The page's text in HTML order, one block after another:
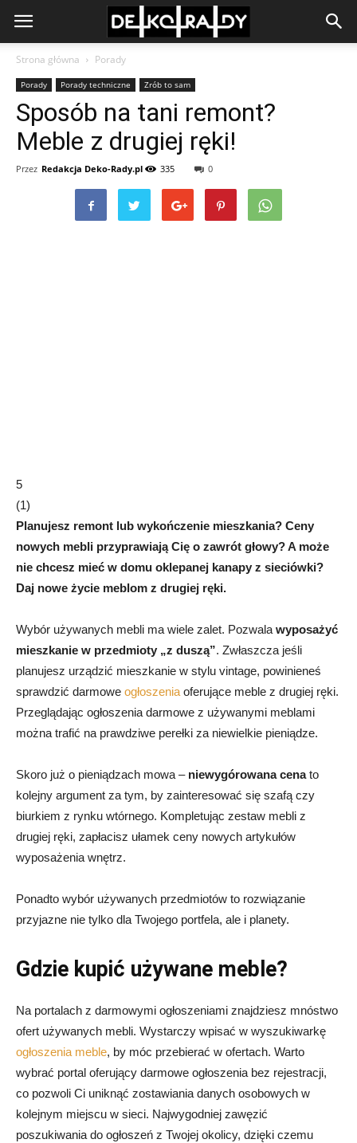
Strona główna Porady
Porady Porady techniczne Zrób to sam
Sposób na tani remont?
Meble z drugiej ręki!
Przez Redakcja Deko-Rady.pl 335 0
5
(1)
Planujesz remont lub wykończenie mieszkania? Ceny
nowych mebli przyprawiają Cię o zawrót głowy? A może
nie chcesz mieć w domu oklepanej kanapy z sieciówki?
Daj nowe życie meblom z drugiej ręki.
Wybór używanych mebli ma wiele zalet. Pozwala wyposażyć
mieszkanie w przedmioty „z duszą”. Zwłaszcza jeśli
planujesz urządzić mieszkanie w stylu vintage, powinieneś
sprawdzić darmowe ogłoszenia oferujące meble z drugiej ręki.
Przeglądając ogłoszenia darmowe z używanymi meblami
można trafić na prawdziwe perełki za niewielkie pieniądze.
Skoro już o pieniądzach mowa – niewygórowana cenato
kolejny argument za tym, by zainteresować się szafą czy
biurkiem z rynku wtórnego. Kompletując zestaw mebli z
drugiej ręki, zapłacisz ułamek ceny nowych artykułów
wyposażenia wnętrz.
Ponadto wybór używanych przedmiotów to rozwiązanie
przyjazne nie tylko dla Twojego portfela, ale i planety.
Gdzie kupić używane meble?
Na portalach z darmowymi ogłoszeniami znajdziesz mnóstwo
ofert używanych mebli. Wystarczy wpisać w wyszukiwarkę
ogłoszenia meble, by móc przebierać w ofertach. Warto
wybrać portal oferujący darmowe ogłoszenia bez rejestracji,
co pozwoli Ci uniknąć zostawiania danych osobowych w
kolejnym miejscu w sieci. Najwygodniej zawęzić
poszukiwania do ogłoszeń z Twojej okolicy, dzięki czemu